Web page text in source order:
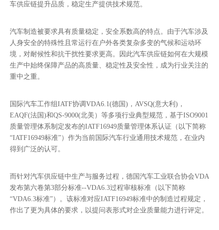
车供应链提升品质，稳定生产提供技术规范。
汽车制造被要求具有质量稳定，安全系数高的特点。由于汽车涉及
人身安全的特殊性且常运行在户外各类复杂多变的气候和运动环
境，对耐候性和抗干扰性要求更高。因此汽车供应链如何在大规模
生产中始终保障产品的高质量、稳定性及安全性，成为行业关注的
重中之重。
国际汽车工作组IATF协调VDA6.1(德国)，AVSQ(意大利)，
EAQF(法国)和QS-9000(北美）等多项行业典型规范，基于ISO9001
质量管理体系制定发布的IATF16949质量管理体系认证（以下简称
“IATF16949标准”）作为当前国际汽车行业通用技术规范，在业内
得到广泛的认可。
而针对汽车供应链中生产与服务过程，德国汽车工业联合协会VDA
发布第六卷第3部分标准--VDA6.3过程审核标准（以下简称
“VDA6.3标准”）。该标准对应IATF16949标准中的制造过程规定，
作出了更为具体的要求，以提问表形式对企业质量能力进行评定。